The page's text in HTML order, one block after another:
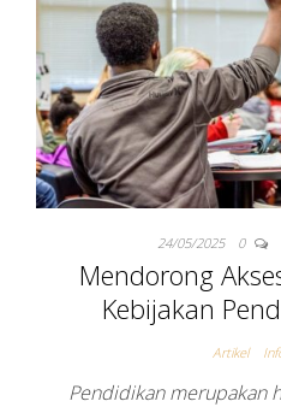
24/05/2025 0
Mendorong
Kebijakan
Artikel
Pendidikan merupakan